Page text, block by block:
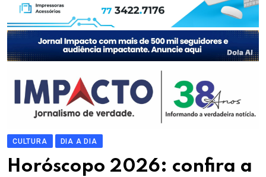
CULTURA DIA A DIA
Horóscopo 2026: confira a